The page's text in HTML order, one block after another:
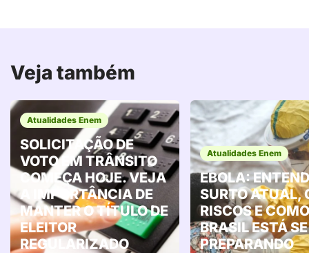
Veja também
Atualidades Enem
SOLICITAÇÃO DE
VOTO EM TRÂNSITO
COMEÇA HOJE. VEJA
A IMPORTÂNCIA DE
MANTER O TÍTULO DE
ELEITOR
REGULARIZADO
Atualidades Enem
EBOLA:
SURTO ATUAL,
RISCOS E
BRASIL ESTÁ SE
PREPARANDO